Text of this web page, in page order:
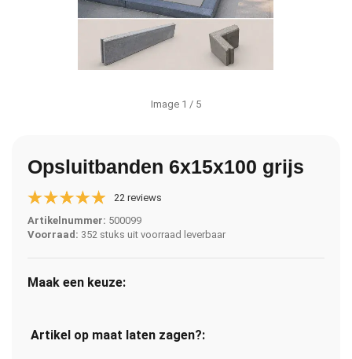
Image 1 / 5
Opsluitbanden 6x15x100 grijs
22 reviews
Artikelnummer: 500099
Voorraad: 352 stuks uit voorraad leverbaar
Maak een keuze:
Artikel op maat laten zagen?: